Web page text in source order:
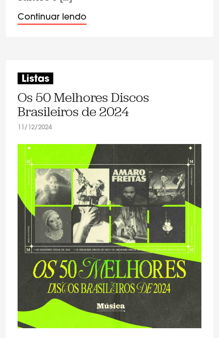
Continuar lendo
Listas
Os 50 Melhores Discos
Brasileiros de 2024
11/12/2024